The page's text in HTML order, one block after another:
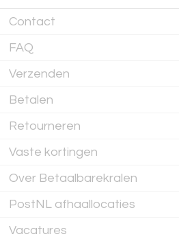
Contact
FAQ
Verzenden
Betalen
Retourneren
Vaste kortingen
Over Betaalbarekralen
PostNL afhaallocaties
Vacatures